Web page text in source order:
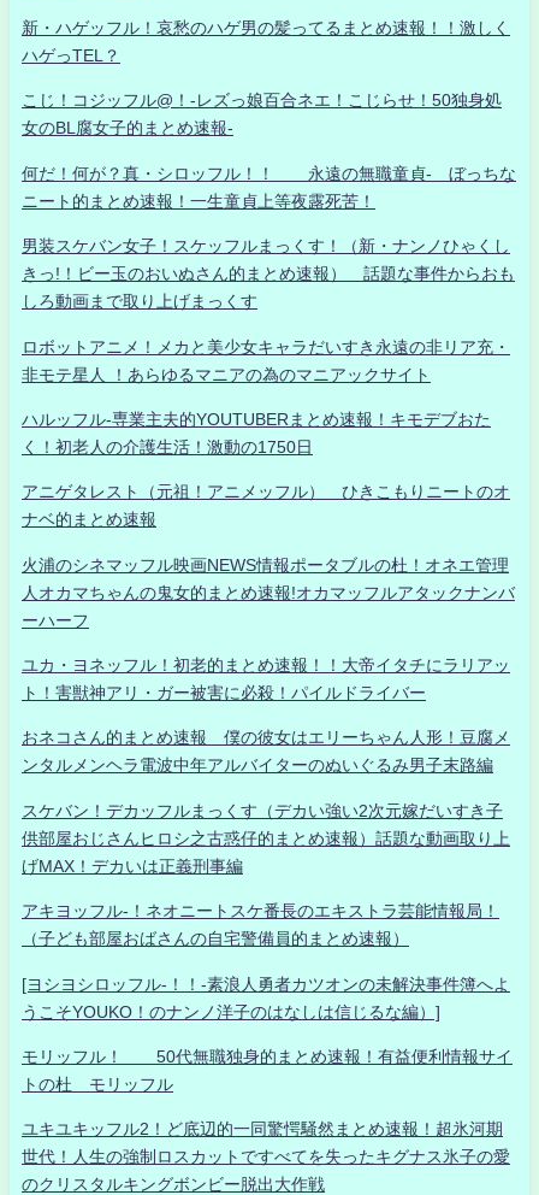
新・ハゲッフル！哀愁のハゲ男の髪ってるまとめ速報！！激しく
ハゲっTEL？
こじ！コジッフル@！-レズっ娘百合ネエ！こじらせ！50独身処
女のBL腐女子的まとめ速報-
何だ！何が？真・シロッフル！！ 永遠の無職童貞- ぼっちな
ニート的まとめ速報！一生童貞上等夜露死苦！
男装スケバン女子！スケッフルまっくす！（新・ナンノひゃくし
きっ!！ビー玉のおいぬさん的まとめ速報） 話題な事件からおも
しろ動画まで取り上げまっくす
ロボットアニメ！メカと美少女キャラだいすき永遠の非リア充・
非モテ星人 ！あらゆるマニアの為のマニアックサイト
ハルッフル-専業主夫的YOUTUBERまとめ速報！キモデブおた
く！初老人の介護生活！激動の1750日
アニゲタレスト（元祖！アニメッフル） ひきこもりニートのオ
ナベ的まとめ速報
火浦のシネマッフル映画NEWS情報ポータブルの杜！オネエ管理
人オカマちゃんの鬼女的まとめ速報!オカマッフルアタックナンバ
ーハーフ
ユカ・ヨネッフル！初老的まとめ速報！！大帝イタチにラリアッ
ト！害獣神アリ・ガー被害に必殺！パイルドライバー
おネコさん的まとめ速報 僕の彼女はエリーちゃん人形！豆腐メ
ンタルメンヘラ電波中年アルバイターのぬいぐるみ男子末路編
スケバン！デカッフルまっくす（デカい強い2次元嫁だいすき子
供部屋おじさんヒロシ之古惑仔的まとめ速報）話題な動画取り上
げMAX！デカいは正義刑事編
アキヨッフル-！ネオニートスケ番長のエキストラ芸能情報局！
（子ども部屋おばさんの自宅警備員的まとめ速報）
[ヨシヨシロッフル-！！-素浪人勇者カツオンの未解決事件簿へよ
うこそYOUKO！のナンノ洋子のはなしは信じるな編）]
モリッフル！ 50代無職独身的まとめ速報！有益便利情報サイ
トの杜 モリッフル
ユキユキッフル2！ど底辺的一同驚愕騒然まとめ速報！超氷河期
世代！人生の強制ロスカットですべてを失ったキグナス氷子の愛
のクリスタルキングボンビー脱出大作戦